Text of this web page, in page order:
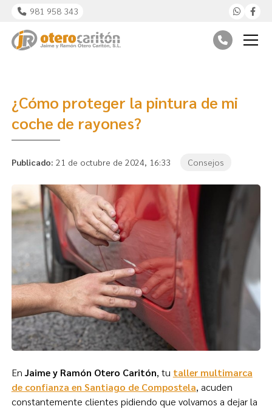
981 958 343
¿Cómo proteger la pintura de mi
coche de rayones?
Publicado: 21 de octubre de 2024, 16:33 Consejos
EnJaime y Ramón Otero Caritón, tu taller multimarca
de confianza en Santiago de Compostela, acuden
constantemente clientes pidiendo que volvamos a dejar la